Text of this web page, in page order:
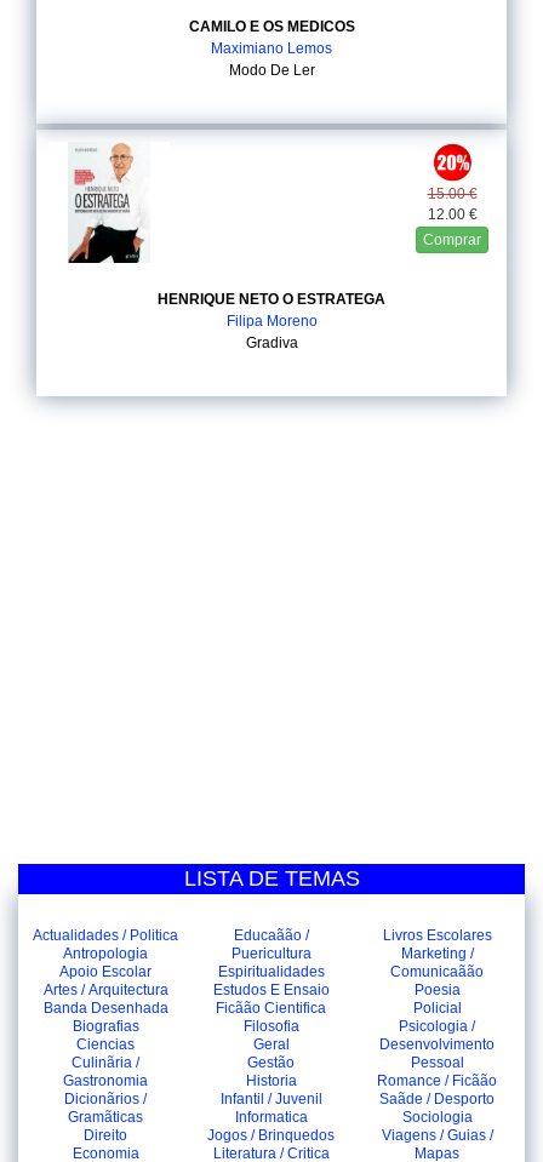
CAMILO E OS MEDICOS
Maximiano Lemos
Modo De Ler
15.00 €
12.00 €
Comprar
HENRIQUE NETO O ESTRATEGA
Filipa Moreno
Gradiva
LISTA DE TEMAS
Actualidades / Politica
Antropologia
Apoio Escolar
Artes / Arquitectura
Banda Desenhada
Biografias
Ciencias
Culinãria /
Gastronomia
Dicionãrios /
Gramãticas
Direito
Economia
Educaãão /
Puericultura
Espiritualidades
Estudos E Ensaio
Ficãão Cientifica
Filosofia
Geral
Gestão
Historia
Infantil / Juvenil
Informatica
Jogos / Brinquedos
Literatura / Critica
Livros Escolares
Marketing /
Comunicaãão
Poesia
Policial
Psicologia /
Desenvolvimento
Pessoal
Romance / Ficãão
Saãde / Desporto
Sociologia
Viagens / Guias /
Mapas